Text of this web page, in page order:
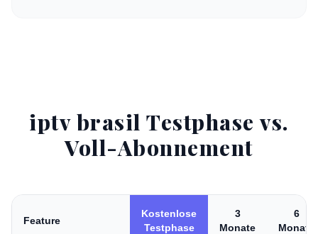
iptv brasil Testphase vs.
Voll-Abonnement
Feature
Kostenlose
Testphase
3
Monate
6
Monate